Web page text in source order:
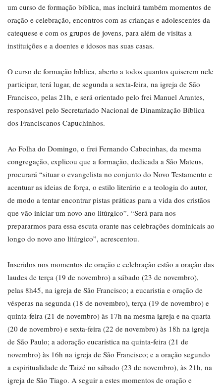
um curso de formação bíblica, mas incluirá também momentos de
oração e celebração, encontros com as crianças e adolescentes da
catequese e com os grupos de jovens, para além de visitas a
instituições e a doentes e idosos nas suas casas.
O curso de formação bíblica, aberto a todos quantos quiserem nele
participar, terá lugar, de segunda a sexta-feira, na igreja de São
Francisco, pelas 21h, e será orientado pelo frei Manuel Arantes,
responsável pelo Secretariado Nacional de Dinamização Bíblica
dos Franciscanos Capuchinhos.
Ao Folha do Domingo, o frei Fernando Cabecinhas, da mesma
congregação, explicou que a formação, dedicada a São Mateus,
procurará “situar o evangelista no conjunto do Novo Testamento e
acentuar as ideias de força, o estilo literário e a teologia do autor,
de modo a tentar encontrar pistas práticas para a vida dos cristãos
que vão iniciar um novo ano litúrgico”. “Será para nos
prepararmos para essa escuta orante nas celebrações dominicais ao
longo do novo ano litúrgico”, acrescentou.
Inseridos nos momentos de oração e celebração estão a oração das
laudes de terça (19 de novembro) a sábado (23 de novembro),
pelas 8h45, na igreja de São Francisco; a eucaristia e oração de
vésperas na segunda (18 de novembro), terça (19 de novembro) e
quinta-feira (21 de novembro) às 17h na mesma igreja e na quarta
(20 de novembro) e sexta-feira (22 de novembro) às 18h na igreja
de São Paulo; a adoração eucarística na quinta-feira (21 de
novembro) às 16h na igreja de São Francisco; e a oração segundo
a espiritualidade de Taizé no sábado (23 de novembro), às 21h, na
igreja de São Tiago. A seguir a estes momentos de oração e